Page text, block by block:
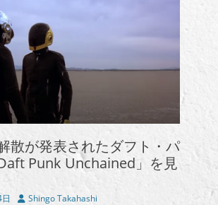
散が発表されたダフト・パ
Punk Unchained」を見
投 Shingo Takahashi